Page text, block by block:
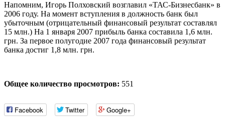
Напомним, Игорь Полховский возглавил «ТАС-Бизнесбанк» в
2006 году. На момент вступления в должность банк был
убыточным (отрицательный финансовый результат составлял
15 млн.) На 1 января 2007 прибыль банка составила 1,6 млн.
грн. За первое полугодие 2007 года финансовый результат
банка достиг 1,8 млн. грн.
Общее количество просмотров: 551
Facebook Twitter Google+